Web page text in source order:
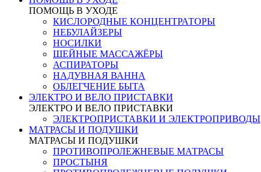
ПОМОЩЬ В УХОДЕ
КИСЛОРОДНЫЕ КОНЦЕНТРАТОРЫ
НЕБУЛАЙЗЕРЫ
НОСИЛКИ
ШЕЙНЫЕ МАССАЖЁРЫ
АСПИРАТОРЫ
НАДУВНАЯ ВАННА
ОБЛЕГЧЕНИЕ БЫТА
ЭЛЕКТРО И ВЕЛО ПРИСТАВКИ
ЭЛЕКТРО И ВЕЛО ПРИСТАВКИ
ЭЛЕКТРОПРИСТАВКИ И ЭЛЕКТРОПРИВОДЫ
МАТРАСЫ И ПОДУШКИ
МАТРАСЫ И ПОДУШКИ
ПРОТИВОПРОЛЕЖНЕВЫЕ МАТРАСЫ
ПРОСТЫНЯ